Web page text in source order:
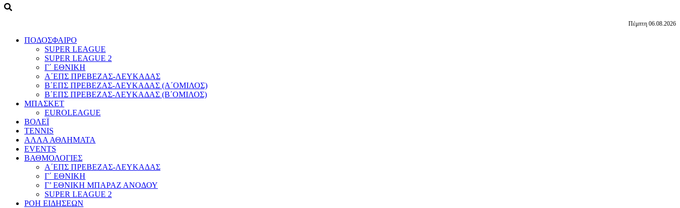
Πέμπτη 06.08.2026
ΠΟΔΟΣΦΑΙΡΟ
SUPER LEAGUE
SUPER LEAGUE 2
Γ΄ ΕΘΝΙΚΗ
Α΄ΕΠΣ ΠΡΕΒΕΖΑΣ-ΛΕΥΚΑΔΑΣ
Β΄ΕΠΣ ΠΡΕΒΕΖΑΣ-ΛΕΥΚΑΔΑΣ (Α΄ΟΜΙΛΟΣ)
Β΄ΕΠΣ ΠΡΕΒΕΖΑΣ-ΛΕΥΚΑΔΑΣ (Β΄ΟΜΙΛΟΣ)
ΜΠΑΣΚΕΤ
EUROLEAGUE
ΒΟΛΕΪ
TENNIS
ΑΛΛΑ ΑΘΛΗΜΑΤΑ
EVENTS
ΒΑΘΜΟΛΟΓΙΕΣ
Α΄ΕΠΣ ΠΡΕΒΕΖΑΣ-ΛΕΥΚΑΔΑΣ
Γ΄ ΕΘΝΙΚΗ
Γ’ ΕΘΝΙΚΗ ΜΠΑΡΑΖ ΑΝΟΔΟΥ
SUPER LEAGUE 2
ΡΟΗ ΕΙΔΗΣΕΩΝ